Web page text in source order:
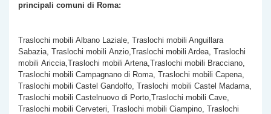
principali comuni di Roma:
Traslochi mobili Albano Laziale, Traslochi mobili Anguillara
Sabazia, Traslochi mobili Anzio,Traslochi mobili Ardea, Traslochi
mobili Ariccia,Traslochi mobili Artena,Traslochi mobili Bracciano,
Traslochi mobili Campagnano di Roma, Traslochi mobili Capena,
Traslochi mobili Castel Gandolfo, Traslochi mobili Castel Madama,
Traslochi mobili Castelnuovo di Porto,Traslochi mobili Cave,
Traslochi mobili Cerveteri, Traslochi mobili Ciampino, Traslochi